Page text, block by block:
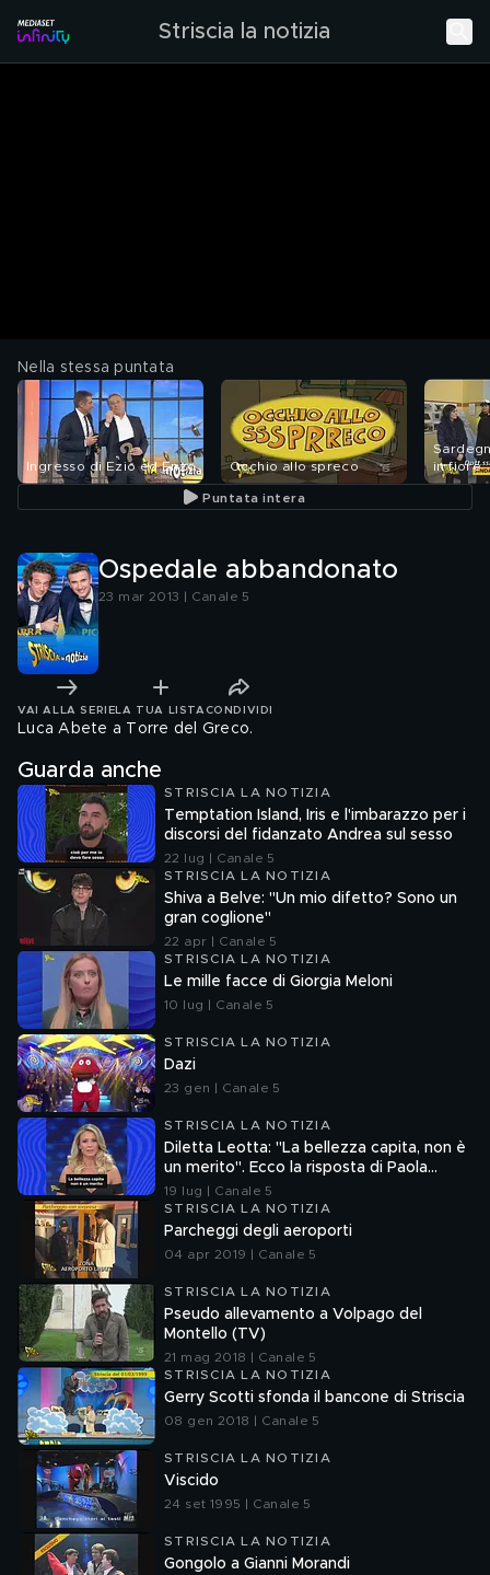
Striscia la notizia
Nella stessa puntata
Ingresso di Ezio ed Enzo Occhio allo spreco
in fiore
Puntata intera
Ospedale abbandonato
23 mar 2013 | Canale 5
VAI ALLA SERIE LA TUA LISTA CONDIVIDI
Luca Abete a Torre del Greco.
Guarda anche
STRISCIA LA NOTIZIA
Temptation Island, Iris e l'imbarazzo per i
discorsi del fidanzato Andrea sul sesso
22 lug | Canale 5
STRISCIA LA NOTIZIA
Shiva a Belve: "Un mio difetto? Sono un
gran coglione"
22 apr | Canale 5
STRISCIA LA NOTIZIA
Le mille facce di Giorgia Meloni
10 lug | Canale 5
STRISCIA LA NOTIZIA
Dazi
23 gen | Canale 5
STRISCIA LA NOTIZIA
Diletta Leotta: "La bellezza capita, non è
un merito". Ecco la risposta di Paola
Ferrari
19 lug | Canale 5
STRISCIA LA NOTIZIA
Parcheggi degli aeroporti
04 apr 2019 | Canale 5
STRISCIA LA NOTIZIA
Pseudo allevamento a Volpago del
Montello (TV)
21 mag 2018 | Canale 5
STRISCIA LA NOTIZIA
Gerry Scotti sfonda il bancone di Striscia
08 gen 2018 | Canale 5
STRISCIA LA NOTIZIA
Viscido
24 set 1995 | Canale 5
STRISCIA LA NOTIZIA
Gongolo a Gianni Morandi